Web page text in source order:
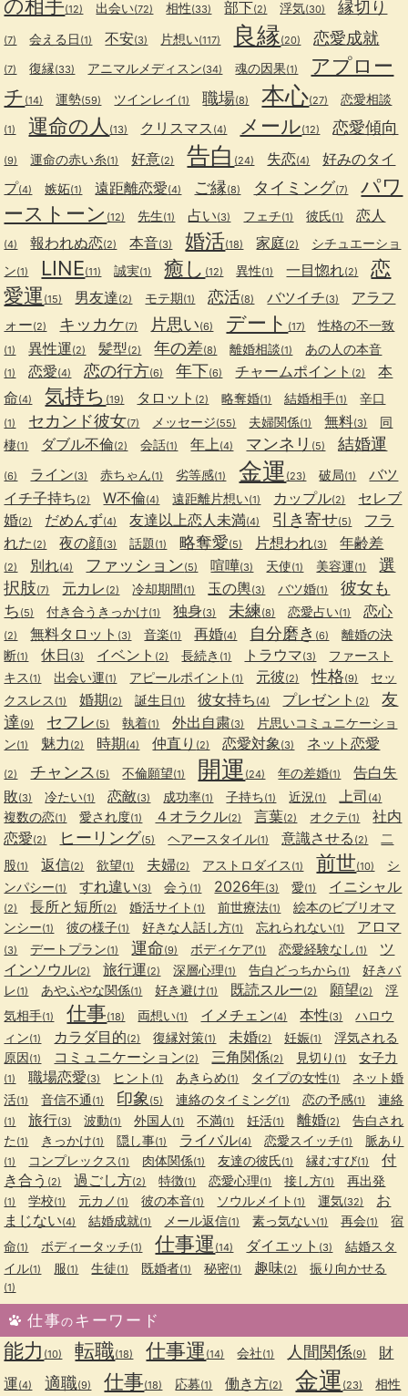
の相手(12) 出会い(72) 相性(33) 部下(2) 浮気(30) 縁切り
(7) 会える日 (1) 不安(3) 片想い(117) 良縁(20) 恋愛成就
(7) 復縁(33) アニマルメディスン(34) 魂の因果(1)
アプロー
チ (14) 運勢(59) ツインレイ (1) 職場(8) 本心(27) 恋愛相談
(1) 運命の人 (13) クリスマス (4) メール(12) 恋愛傾向
(9) 運命の赤い糸(1) 好意(2) 告白 (24) 失恋(4)
好みのタイ
プ(4) 嫉妬(1) 遠距離恋愛(4) ご縁(8) タイミング(7)
パワ
ーストーン (12) 先生(1) 占い(3) フェチ(1) 彼氏(1) 恋人
(4) 報われぬ恋(2) 本音(3) 婚活(18) 家庭(2)
シチュエーショ
ン(1) LINE(11) 誠実(1) 癒し (12) 異性(1) 一目惚れ(2)
恋
愛運 (15) 男友達(2) モテ期(1) 恋活(8) バツイチ(3)
アラフ
ォー(2) キッカケ(7) 片思い(6) デート (17) 性格の不一致
(1) 異性運(2) 髪型(2) 年の差(8) 離婚相談(1) あの人の本音
(1) 恋愛(4) 恋の行方(6) 年下(6) チャームポイント (2)
本
命(4) 気持ち (19) タロット (2) 略奪婚(1) 結婚相手(1) 辛口
(1) セカンド彼女(7) メッセージ(55) 夫婦関係(1) 無料(3)
同
棲(1) ダブル不倫(2) 会話(1) 年上(4) マンネリ (5) 結婚運
(6) ライン(3) 赤ちゃん(1) 劣等感(1) 金運 (23) 破局(1)
バツ
イチ子持ち (2) W不倫(4) 遠距離片想い(1) カップル(2)
セレブ
婚(2) だめんず(4) 友達以上恋人未満(4) 引き寄せ(5)
フラ
れた (2) 夜の顔(3) 話題(1) 略奪愛(5) 片想われ(3) 年齢差
(2) 別れ(4) ファッション(5) 喧嘩(3) 天使(1) 美容運(1)
選
択肢(7) 元カレ (2) 冷却期間(1) 玉の輿(3) バツ婚(1)
彼女も
ち (5) 付き合うきっかけ(1) 独身(3) 未練(8) 恋愛占い(1) 恋心
(2) 無料タロット (3) 音楽(1) 再婚(4) 自分磨き (6)
離婚の決
断(1) 休日 (3) イベント (2) 長続き (1) トラウマ(3)
ファースト
キス (1) 出会い運(1) アピールポイント (1) 元彼(2) 性格(9)
セッ
クスレス (1) 婚期(2) 誕生日 (1) 彼女持ち (4) プレゼント (2)
友
達 (9) セフレ (5) 執着(1) 外出自粛(3)
片思いコミュニケーショ
ン(1) 魅力 (2) 時期(4) 仲直り (2) 恋愛対象(3) ネット恋愛
(2) チャンス (5) 不倫願望(1) 開運 (24) 年の差婚(1)
告白失
敗(3) 冷たい(1) 恋敵(3) 成功率(1) 子持ち(1) 近況 (1) 上司 (4)
複数の恋(1) 愛され度(1) ４オラクル(2) 言葉(2) オクテ(1)
社内
恋愛(2) ヒーリング(5) ヘアースタイル(1) 意識させる (2)
二
股(1) 返信(2) 欲望(1) 夫婦(2) アストロダイス (1) 前世(10)
シ
ンパシー(1) すれ違い(3) 会う (1) 2026年(3) 愛(1) イニシャル
(2) 長所と短所(2) 婚活サイト (1) 前世療法(1)
絵本のビブリオマ
ンシー(1) 彼の様子(1) 好きな人話し方(1) 忘れられない(1) アロマ
(3) デートプラン(1) 運命(9) ボディケア(1) 恋愛経験なし (1)
ツ
インソウル(2) 旅行運(2) 深層心理(1) 告白どっちから (1)
好きバ
レ(1) あやふやな関係(1) 好き避け(1) 既読スルー(2) 願望(2)
浮
気相手(1) 仕事(18) 両想い(1) イメチェン(4) 本性(3)
ハロウ
ィン(1) カラダ目的(2) 復縁対策(1) 未婚(2) 妊娠(1)
浮気される
原因(1) コミュニケーション(2) 三角関係(2) 見切り (1) 女子力
(1) 職場恋愛(3) ヒント (1) あきらめ(1) タイプの女性(1)
ネット婚
活(1) 音信不通 (1) 印象(5) 連絡のタイミング(1) 恋の予感(1) 連絡
(1) 旅行(3) 波動(1) 外国人 (1) 不満(1) 妊活(1) 離婚(2)
告白され
た (1) きっかけ(1) 隠し事(1) ライバル(4) 恋愛スイッチ(1) 脈あり
(1) コンプレックス (1) 肉体関係(1) 友達の彼氏(1) 縁むすび(1)
付
き合う (2) 過ごし方(2) 特徴(1) 恋愛心理(1) 接し方(1) 再出発
(1) 学校(1) 元カノ (1) 彼の本音(1) ソウルメイト (1) 運気(32)
お
まじない(4) 結婚成就(1) メール返信(1) 素っ気ない(1) 再会(1)
宿
命(1) ボディータッチ(1) 仕事運 (14) ダイエット (3)
結婚スタ
イル(1) 服(1) 生徒(1) 既婚者(1) 秘密(1) 趣味(2) 振り向かせる
(1)
仕事のキーワード
能力 (10) 転職(18) 仕事運 (14) 会社(1) 人間関係(9)
財
運(4) 適職(9) 仕事(18) 応募(1) 働き方(2) 金運 (23) 相性